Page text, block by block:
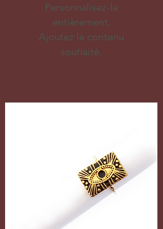
Personnalisez-le
entièrement.
Ajoutez le contenu
souhaité.